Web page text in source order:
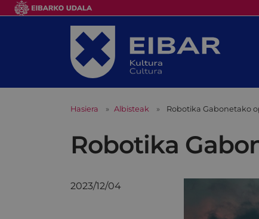
Hasiera Albisteak Robotika Gabonetako
Robotika
2023/12/04